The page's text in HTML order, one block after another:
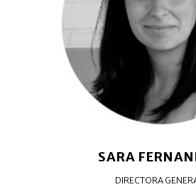
SARA
DIRECTORA